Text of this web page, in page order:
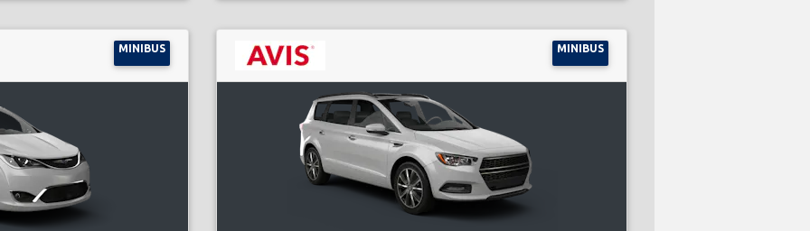
MINIBUS MINIBUS